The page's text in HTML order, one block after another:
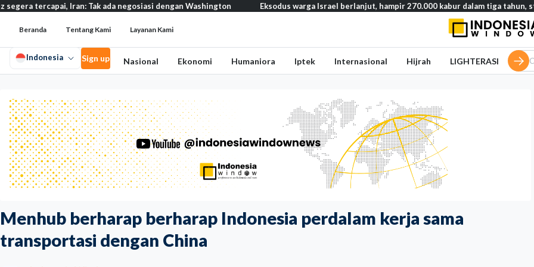
Menhub berharap berharap Indonesia perdalam kerja sama
transportasi dengan China
Iran: Tak ada negosiasi dengan Washington Eksodus warga Israel berlanjut, hampir 270.000 kabur dalam tiga tahun, studi
Beranda Tentang Kami Layanan Kami
Indonesia Sign up Nasional Ekonomi Humaniora Iptek Internasional Hijrah LIGHTERASI